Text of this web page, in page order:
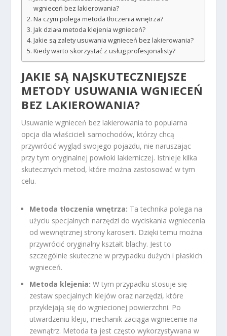
wgnieceń bez lakierowania?
Na czym polega metoda tłoczenia wnętrza?
Jak działa metoda klejenia wgnieceń?
Jakie są zalety usuwania wgnieceń bez lakierowania?
Kiedy warto skorzystać z usług profesjonalisty?
JAKIE SĄ NAJSKUTECZNIEJSZE
METODY USUWANIA WGNIECEŃ
BEZ LAKIEROWANIA?
Usuwanie wgnieceń bez lakierowania to popularna
opcja dla właścicieli samochodów, którzy chcą
przywrócić wygląd swojego pojazdu, nie naruszając
przy tym oryginalnej powłoki lakierniczej. Istnieje kilka
skutecznych metod, które można zastosować w tym
celu.
Metoda tłoczenia wnętrza: Ta technika polega na
użyciu specjalnych narzędzi do wyciskania wgniecenia
od wewnętrznej strony karoserii. Dzięki temu można
przywrócić oryginalny kształt blachy. Jest to
szczególnie skuteczne w przypadku dużych i płaskich
wgnieceń.
Metoda klejenia: W tym przypadku stosuje się
zestaw specjalnych klejów oraz narzędzi, które
przyklejają się do wgniecionej powierzchni. Po
utwardzeniu kleju, mechanik zaciąga wgniecenie na
zewnątrz. Metoda ta jest często wykorzystywana w